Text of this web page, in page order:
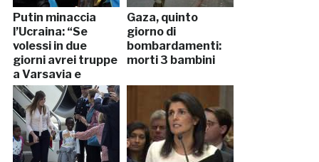
Putin minaccia
l’Ucraina: “Se
volessi in due
giorni avrei truppe
a Varsavia e
Bucarest”
Gaza, quinto
giorno di
bombardamenti:
morti 3 bambini